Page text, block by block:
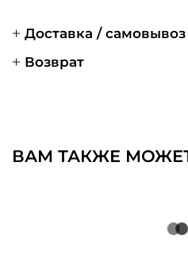
Доставка / самовывоз
Возврат
ВАМ ТАКЖЕ